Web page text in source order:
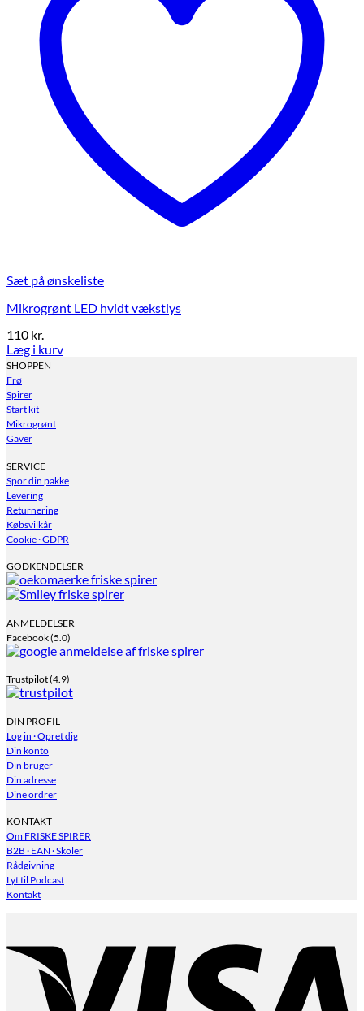
Sæt på ønskeliste
Mikrogrønt LED hvidt vækstlys
110 kr.
Læg i kurv
SHOPPEN
Frø
Spirer
Start kit
Mikrogrønt
Gaver
SERVICE
Spor din pakke
Levering
Returnering
Købsvilkår
Cookie · GDPR
GODKENDELSER
ANMELDELSER
Facebook (5.0)
Trustpilot (4.9)
DIN PROFIL
Log in · Opret dig
Din konto
Din bruger
Din adresse
Dine ordrer
KONTAKT
Om FRISKE SPIRER
B2B · EAN · Skoler
Rådgivning
Lyt til Podcast
Kontakt